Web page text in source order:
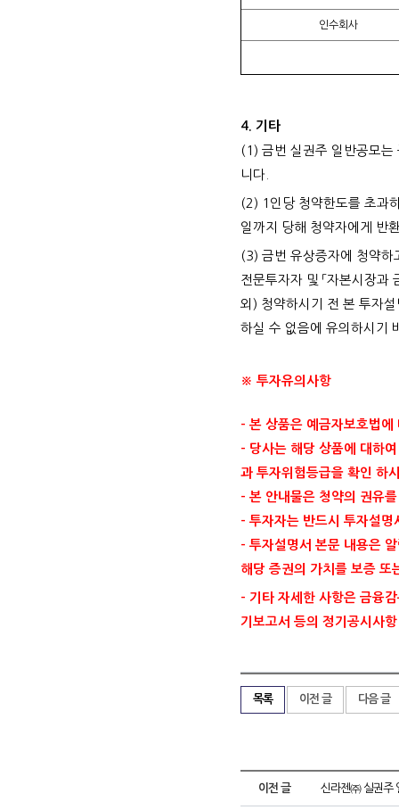
인수회사
4. 기타
(1) 금번 실권주 일반공모는
니다.
(2) 1인당 청약한도를 초과
일까지 당해 청약자에게 반
(3) 금번 유상증자에 청약하
전문투자자 및 「자본시장
외) 청약하시기 전 본 투자
하실 수 없음에 유의하시기
※ 투자유의사항
- 본 상품은 예금자보호법
- 당사는 해당 상품에 대하
과 투자위험등급을 확인 하
- 본 안내물은 청약의 권유
- 투자자는 반드시 투자설명
- 투자설명서 본문 내용은
해당 증권의 가치를 보증 또
- 기타 자세한 사항은 금융
기보고서 등의 정기공시사
목록 이전 글 다음 글
이전 글 신라젠㈜ 실권주